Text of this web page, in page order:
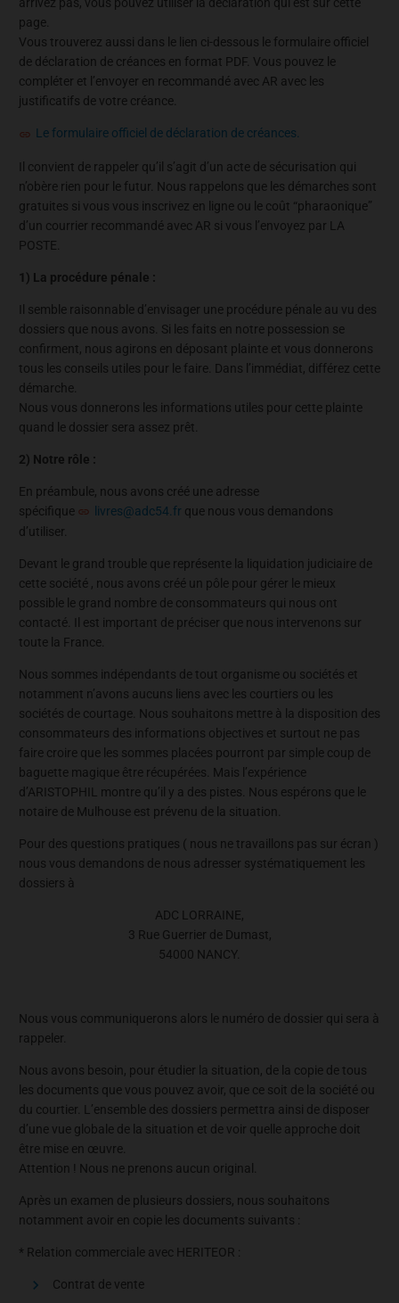
arrivez pas, vous pouvez utiliser la déclaration qui est sur cette
page.
Vous trouverez aussi dans le lien ci-dessous le formulaire officiel
de déclaration de créances en format PDF. Vous pouvez le
compléter et l’envoyer en recommandé avec AR avec les
justificatifs de votre créance.
Le formulaire officiel de déclaration de créances.
Il convient de rappeler qu’il s’agit d’un acte de sécurisation qui
n’obère rien pour le futur. Nous rappelons que les démarches sont
gratuites si vous vous inscrivez en ligne ou le coût “pharaonique”
d’un courrier recommandé avec AR si vous l’envoyez par LA
POSTE.
1) La procédure pénale :
Il semble raisonnable d’envisager une procédure pénale au vu des
dossiers que nous avons. Si les faits en notre possession se
confirment, nous agirons en déposant plainte et vous donnerons
tous les conseils utiles pour le faire. Dans l’immédiat, différez cette
démarche.
Nous vous donnerons les informations utiles pour cette plainte
quand le dossier sera assez prêt.
2) Notre rôle :
En préambule, nous avons créé une adresse
spécifique
livres@adc54.fr que nous vous demandons
d’utiliser.
Devant le grand trouble que représente la liquidation judiciaire de
cette société , nous avons créé un pôle pour gérer le mieux
possible le grand nombre de consommateurs qui nous ont
contacté. Il est important de préciser que nous intervenons sur
toute la France.
Nous sommes indépendants de tout organisme ou sociétés et
notamment n’avons aucuns liens avec les courtiers ou les
sociétés de courtage. Nous souhaitons mettre à la disposition des
consommateurs des informations objectives et surtout ne pas
faire croire que les sommes placées pourront par simple coup de
baguette magique être récupérées. Mais l’expérience
d’ARISTOPHIL montre qu’il y a des pistes. Nous espérons que le
notaire de Mulhouse est prévenu de la situation.
Pour des questions pratiques ( nous ne travaillons pas sur écran )
nous vous demandons de nous adresser systématiquement les
dossiers à
ADC LORRAINE,
3 Rue Guerrier de Dumast,
54000 NANCY.
Nous vous communiquerons alors le numéro de dossier qui sera à
rappeler.
Nous avons besoin, pour étudier la situation, de la copie de tous
les documents que vous pouvez avoir, que ce soit de la société ou
du courtier. L’ensemble des dossiers permettra ainsi de disposer
d’une vue globale de la situation et de voir quelle approche doit
être mise en œuvre.
Attention ! Nous ne prenons aucun original.
Après un examen de plusieurs dossiers, nous souhaitons
notamment avoir en copie les documents suivants :
* Relation commerciale avec HERITEOR :
Contrat de vente